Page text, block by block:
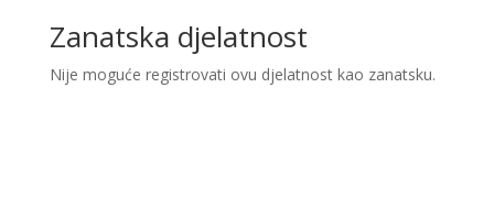
Zanatska djelatnost
Nije moguće registrovati ovu djelatnost kao zanatsku.